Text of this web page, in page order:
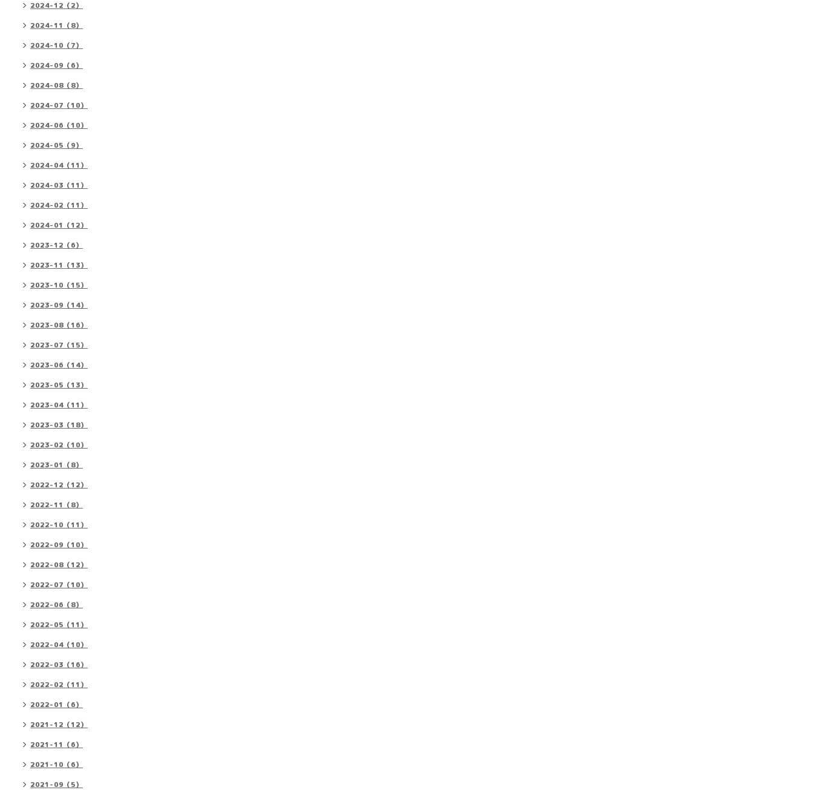
2024-12（2）
2024-11（8）
2024-10（7）
2024-09（6）
2024-08（8）
2024-07（10）
2024-06（10）
2024-05（9）
2024-04（11）
2024-03（11）
2024-02（11）
2024-01（12）
2023-12（6）
2023-11（13）
2023-10（15）
2023-09（14）
2023-08（16）
2023-07（15）
2023-06（14）
2023-05（13）
2023-04（11）
2023-03（18）
2023-02（10）
2023-01（8）
2022-12（12）
2022-11（8）
2022-10（11）
2022-09（10）
2022-08（12）
2022-07（10）
2022-06（8）
2022-05（11）
2022-04（10）
2022-03（16）
2022-02（11）
2022-01（6）
2021-12（12）
2021-11（6）
2021-10（6）
2021-09（5）